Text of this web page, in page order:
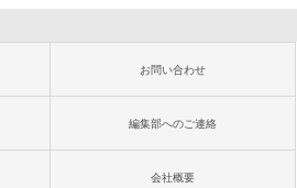
お問い合わせ
編集部へのご連絡
会社概要